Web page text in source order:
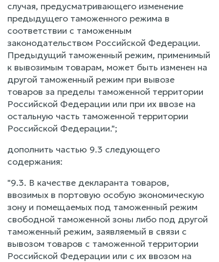
случая, предусматривающего изменение
предыдущего таможенного режима в
соответствии с таможенным
законодательством Российской Федерации.
Предыдущий таможенный режим, применимый
к вывозимым товарам, может быть изменен на
другой таможенный режим при вывозе
товаров за пределы таможенной территории
Российской Федерации или при их ввозе на
остальную часть таможенной территории
Российской Федерации.";
дополнить частью 9.3 следующего
содержания:
"9.3. В качестве декларанта товаров,
ввозимых в портовую особую экономическую
зону и помещаемых под таможенный режим
свободной таможенной зоны либо под другой
таможенный режим, заявляемый в связи с
вывозом товаров с таможенной территории
Российской Федерации или с их ввозом на